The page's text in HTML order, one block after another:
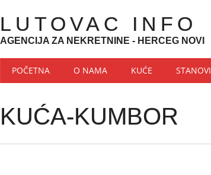
LUTOVAC INFO
AGENCIJA ZA NEKRETNINE - HERCEG NOVI
Main menu
Skip to content
POČETNA O NAMA KUĆE STANOVI
KUĆA-KUMBOR